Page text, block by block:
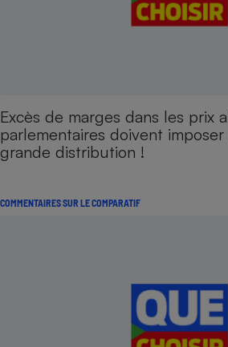
Excès de marges dans les prix
parlementaires doivent
grande distribution !
COMMENTAIRES SUR LE COMPARATIF